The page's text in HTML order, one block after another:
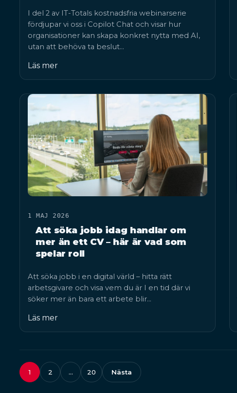
I del 2 av IT-Totals kostnadsfria webinarserie
fördjupar vi oss i Copilot Chat och visar hur
organisationer kan skapa konkret nytta med AI,
utan att behöva ta beslut…
Läs mer
1 MAJ 2026
Att söka jobb idag handlar om
mer än ett CV – här är vad som
spelar roll
Att söka jobb i en digital värld – hitta rätt
arbetsgivare och visa vem du är I en tid där vi
söker mer än bara ett arbete blir…
Läs mer
1 2 … 20 Nästa